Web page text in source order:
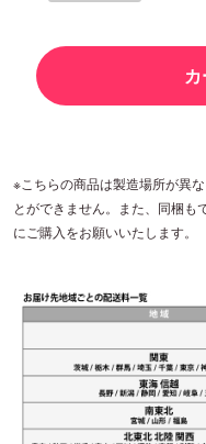
※こちらの商品は製造場所が異
とができません。また、同梱も
にご購入をお願いいたします。